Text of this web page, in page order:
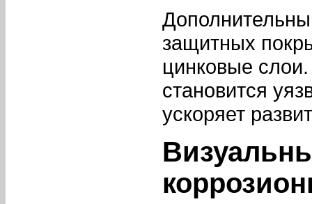
защитных
цинковые
становится
ускоряет